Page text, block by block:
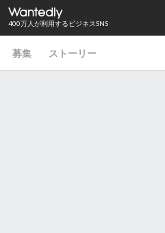
400万人が利用するビジネスSNS
募集 ストーリー